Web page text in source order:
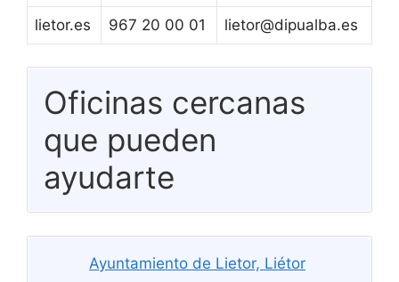
lietor.es 967 20 00 01 lietor@dipualba.es
Oficinas cercanas
que pueden
ayudarte
Ayuntamiento de Lietor, Liétor